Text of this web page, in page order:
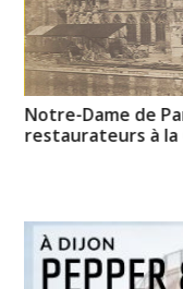
Notre-Dame de
restaurateurs à la